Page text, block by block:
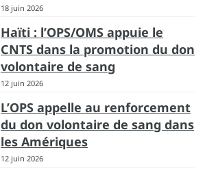
18 juin 2026
Haïti : l’OPS/OMS appuie le
CNTS dans la promotion du don
volontaire de sang
12 juin 2026
L’OPS appelle au renforcement
du don volontaire de sang dans
les Amériques
12 juin 2026